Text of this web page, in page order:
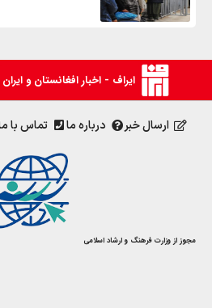
ایراف - اخبار افغانستان و ایران
ارسال خبر درباره ما تماس با
مجوز از وزارت فرهنگ و ارشاد اسلامی